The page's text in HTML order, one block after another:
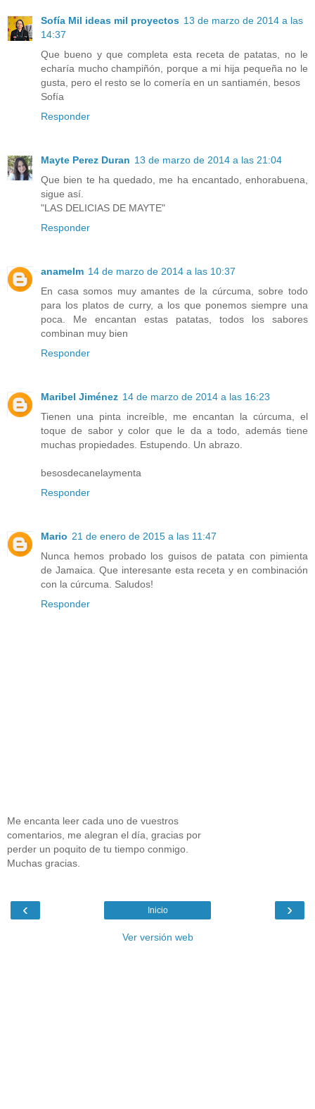
Sofía Mil ideas mil proyectos 13 de marzo de 2014 a las
14:37
Que bueno y que completa esta receta de patatas, no le
echaría mucho champiñón, porque a mi hija pequeña no le
gusta, pero el resto se lo comería en un santiamén, besos
Sofía
Responder
Mayte Perez Duran 13 de marzo de 2014 a las 21:04
Que bien te ha quedado, me ha encantado, enhorabuena,
sigue así.
"LAS DELICIAS DE MAYTE"
Responder
anamelm 14 de marzo de 2014 a las 10:37
En casa somos muy amantes de la cúrcuma, sobre todo
para los platos de curry, a los que ponemos siempre una
poca. Me encantan estas patatas, todos los sabores
combinan muy bien
Responder
Maribel Jiménez 14 de marzo de 2014 a las 16:23
Tienen una pinta increíble, me encantan la cúrcuma, el
toque de sabor y color que le da a todo, además tiene
muchas propiedades. Estupendo. Un abrazo.
besosdecanelaymenta
Responder
Mario 21 de enero de 2015 a las 11:47
Nunca hemos probado los guisos de patata con pimienta
de Jamaica. Que interesante esta receta y en combinación
con la cúrcuma. Saludos!
Responder
Me encanta leer cada uno de vuestros
comentarios, me alegran el día, gracias por
perder un poquito de tu tiempo conmigo.
Muchas gracias.
‹ ›
Inicio
Ver versión web